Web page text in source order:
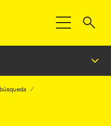
Toggle